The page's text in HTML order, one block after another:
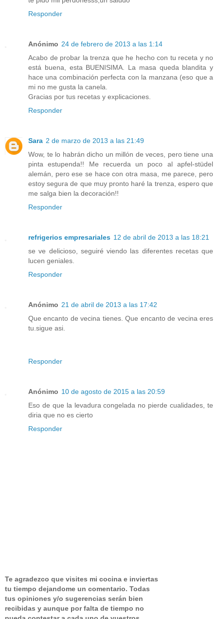
Responder
Anónimo 24 de febrero de 2013 a las 1:14
Acabo de probar la trenza que he hecho con tu receta y no
está buena, esta BUENISIMA. La masa queda blandita y
hace una combinación perfecta con la manzana (eso que a
mi no me gusta la canela.
Gracias por tus recetas y explicaciones.
Responder
Sara 2 de marzo de 2013 a las 21:49
Wow, te lo habrán dicho un millón de veces, pero tiene una
pinta estupenda!! Me recuerda un poco al apfel-stüdel
alemán, pero ese se hace con otra masa, me parece, pero
estoy segura de que muy pronto haré la trenza, espero que
me salga bien la decoración!!
Responder
refrigerios empresariales 12 de abril de 2013 a las 18:21
se ve delicioso, seguiré viendo las diferentes recetas que
lucen geniales.
Responder
Anónimo 21 de abril de 2013 a las 17:42
Que encanto de vecina tienes. Que encanto de vecina eres
tu.sigue asi.
Responder
Anónimo 10 de agosto de 2015 a las 20:59
Eso de que la levadura congelada no pierde cualidades, te
diria que no es cierto
Responder
Te agradezco que visites mi cocina e inviertas
tu tiempo dejandome un comentario. Todas
tus opiniones y/o sugerencias serán bien
recibidas y aunque por falta de tiempo no